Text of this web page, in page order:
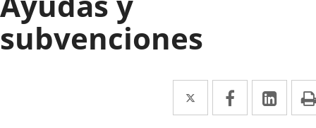
subvenciones
Twitter
Enlace
a
Facebook
Enlace
a
a